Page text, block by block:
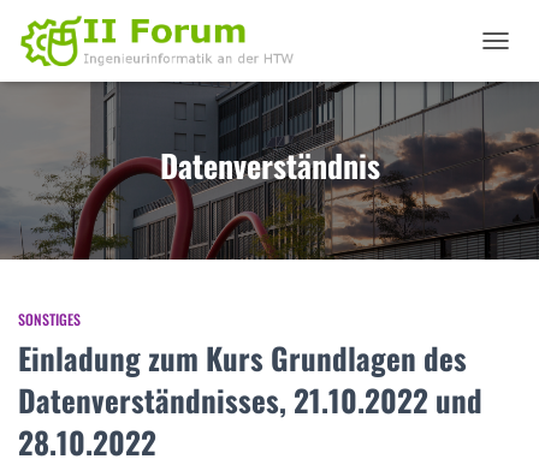
Datenverständnis
SONSTIGES
Einladung zum Kurs Grundlagen des
Datenverständnisses, 21.10.2022 und
28.10.2022